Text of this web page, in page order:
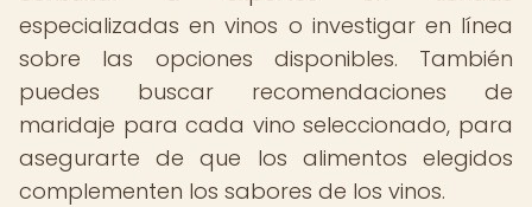
especializadas en vinos o investigar en línea
sobre las opciones disponibles. También
puedes buscar recomendaciones de
maridaje para cada vino seleccionado, para
asegurarte de que los alimentos elegidos
complementen los sabores de los vinos.